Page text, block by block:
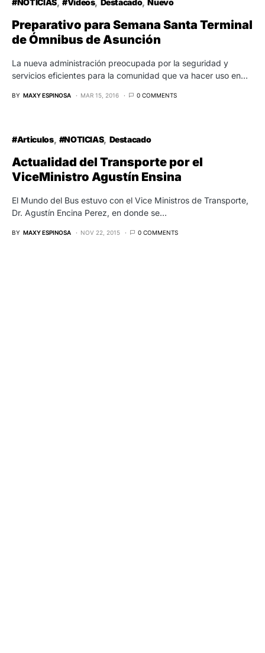
Preparativo para Semana Santa Terminal
de Ómnibus de Asunción
La nueva administración preocupada por la seguridad y
servicios eficientes para la comunidad que va hacer uso en…
BY MAXY ESPINOSA MAR 15, 2016 0 COMMENTS
#Articulos #NOTICIAS Destacado
Actualidad del Transporte por el
ViceMinistro Agustín Ensina
El Mundo del Bus estuvo con el Vice Ministros de Transporte,
Dr. Agustín Encina Perez, en donde se…
BY MAXY ESPINOSA NOV 22, 2015 0 COMMENTS